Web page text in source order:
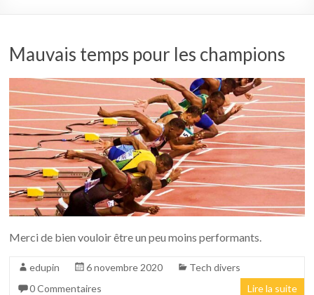
Mauvais temps pour les champions
Merci de bien vouloir être un peu moins performants.
edupin 6 novembre 2020
Tech divers
0 Commentaires
Lire la suite